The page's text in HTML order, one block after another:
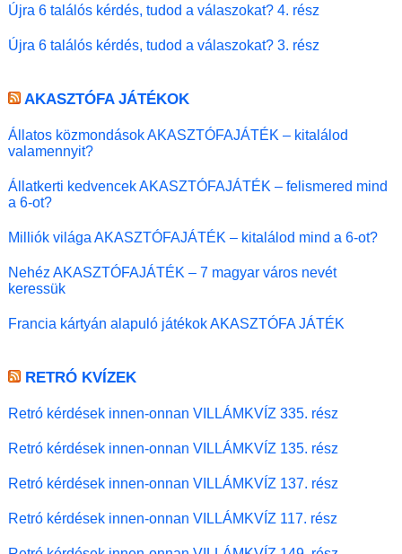
Újra 6 találós kérdés, tudod a válaszokat? 4. rész
Újra 6 találós kérdés, tudod a válaszokat? 3. rész
AKASZTÓFA JÁTÉKOK
Állatos közmondások AKASZTÓFAJÁTÉK – kitalálod
valamennyit?
Állatkerti kedvencek AKASZTÓFAJÁTÉK – felismered mind
a 6-ot?
Milliók világa AKASZTÓFAJÁTÉK – kitalálod mind a 6-ot?
Nehéz AKASZTÓFAJÁTÉK – 7 magyar város nevét
keressük
Francia kártyán alapuló játékok AKASZTÓFA JÁTÉK
RETRÓ KVÍZEK
Retró kérdések innen-onnan VILLÁMKVÍZ 335. rész
Retró kérdések innen-onnan VILLÁMKVÍZ 135. rész
Retró kérdések innen-onnan VILLÁMKVÍZ 137. rész
Retró kérdések innen-onnan VILLÁMKVÍZ 117. rész